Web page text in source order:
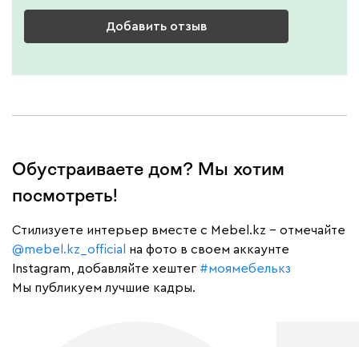
Добавить отзыв
Обустраиваете дом? Мы хотим
посмотреть!
Cтилизуете интерьер вместе с Mebel.kz – отмечайте
@mebel.kz_official
на фото в своем аккаунте
Instagram, добавляйте хештег #моямебелькз
Мы публикуем лучшие кадры.